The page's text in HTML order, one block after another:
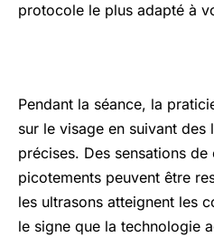
protocole le plus adapté à
Pendant la séance, la
sur le visage en suivant des
précises. Des sensations
picotements peuvent être
les ultrasons atteignent les
le signe que la technologie